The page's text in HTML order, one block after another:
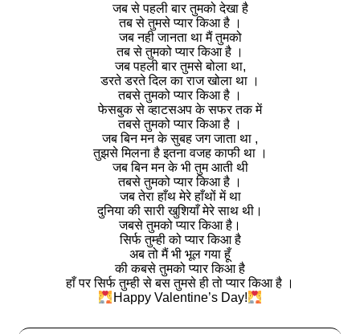
जब से पहली बार तुमको देखा है
तब से तुमसे प्यार किआ है ।
जब नही जानता था मैं तुमको
तब से तुमको प्यार किआ है ।
जब पहली बार तुमसे बोला था,
डरते डरते दिल का राज खोला था ।
तबसे तुमको प्यार किआ है ।
फेसबुक से व्हाटसअप के सफर तक में
तबसे तुमको प्यार किआ है ।
जब बिन मन के सुबह जग जाता था ,
तुझसे मिलना है इतना वजह काफी था ।
जब बिन मन के भी तुम आती थी
तबसे तुमको प्यार किआ है ।
जब तेरा हाँथ मेरे हाँथों में था
दुनिया की सारी खुशियाँ मेरे साथ थी।
जबसे तुमको प्यार किआ है।
सिर्फ तुम्ही को प्यार किआ है
अब तो मैं भी भूल गया हूँ
की कबसे तुमको प्यार किआ है
हाँ पर सिर्फ तुम्ही से बस तुमसे ही तो प्यार किआ है ।
Happy Valentine’s Day!